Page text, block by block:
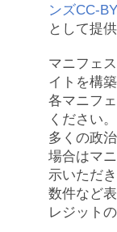
ンズCC-BY
として提
マニフェ
イトを構
各マニフ
ください。
多くの政
場合はマ
示いただき
数件など
レジット